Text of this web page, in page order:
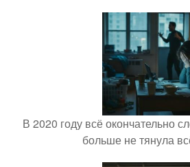
В 2020 году всё окончательно
больше не тянула